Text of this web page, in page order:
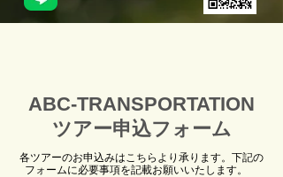
ABC-TRANSPORTATION
ツアー申込フォーム
各ツアーのお申込みはこちらより承ります。下記の
フォームに必要事項を記載お願いいたします。